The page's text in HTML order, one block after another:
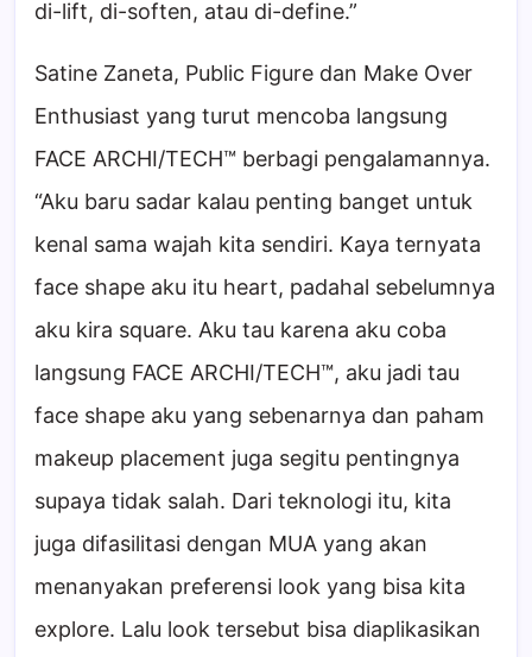
di-lift, di-soften, atau di-define.”
Satine Zaneta, Public Figure dan Make Over
Enthusiast yang turut mencoba langsung
FACE ARCHI/TECH™ berbagi pengalamannya.
“Aku baru sadar kalau penting banget untuk
kenal sama wajah kita sendiri. Kaya ternyata
face shape aku itu heart, padahal sebelumnya
aku kira square. Aku tau karena aku coba
langsung FACE ARCHI/TECH™, aku jadi tau
face shape aku yang sebenarnya dan paham
makeup placement juga segitu pentingnya
supaya tidak salah. Dari teknologi itu, kita
juga difasilitasi dengan MUA yang akan
menanyakan preferensi look yang bisa kita
explore. Lalu look tersebut bisa diaplikasikan